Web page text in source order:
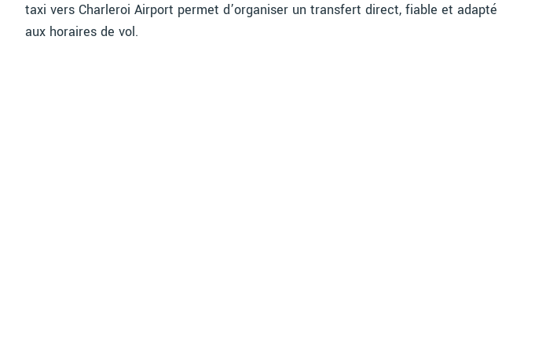
taxi vers Charleroi Airport permet d’organiser un transfert direct, fiable et adapté
aux horaires de vol.